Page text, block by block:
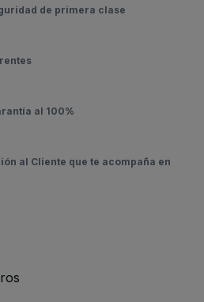
de primera clase
al 100%
al Cliente que te acompaña en